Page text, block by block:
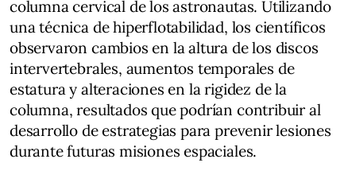
columna cervical de los astronautas. Utilizando
una técnica de hiperflotabilidad, los científicos
observaron cambios en la altura de los discos
intervertebrales, aumentos temporales de
estatura y alteraciones en la rigidez de la
columna, resultados que podrían contribuir al
desarrollo de estrategias para prevenir lesiones
durante futuras misiones espaciales.